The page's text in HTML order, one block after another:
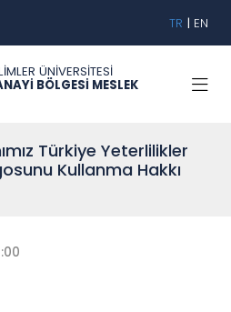
TR | EN
ÜNİVERSİTESİ
BÖLGESİ MESLEK
Türkiye Yeterlilikler
Kullanma Hakkı